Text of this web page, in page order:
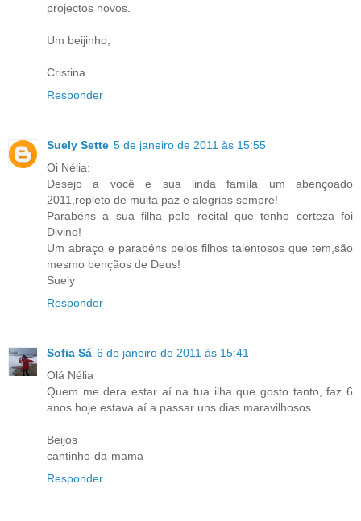
projectos novos.
Um beijinho,
Cristina
Responder
Suely Sette 5 de janeiro de 2011 às 15:55
Oi Nélia:
Desejo a você e sua linda famíla um abençoado
2011,repleto de muita paz e alegrias sempre!
Parabéns a sua filha pelo recital que tenho certeza foi
Divino!
Um abraço e parabéns pelos filhos talentosos que tem,são
mesmo bençãos de Deus!
Suely
Responder
Sofia Sá 6 de janeiro de 2011 às 15:41
Olá Nélia
Quem me dera estar aí na tua ilha que gosto tanto, faz 6
anos hoje estava aí a passar uns dias maravilhosos.
Beijos
cantinho-da-mama
Responder